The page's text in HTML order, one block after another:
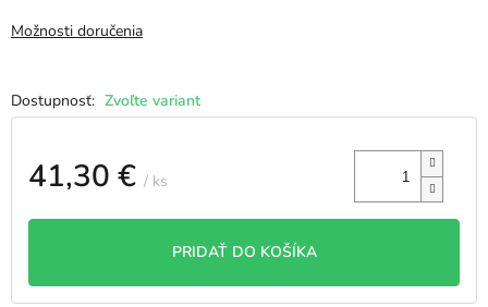
Zvoľte variant
Možnosti doručenia
41,30 € / ks
PRIDAŤ DO KOŠÍKA